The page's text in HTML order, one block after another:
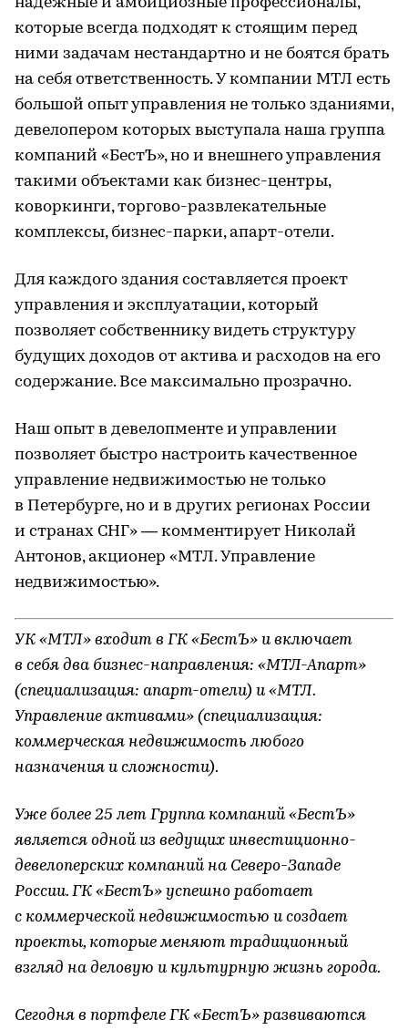
надежные и амбициозные профессионалы,
которые всегда подходят к стоящим перед
ними задачам нестандартно и не боятся брать
на себя ответственность. У компании МТЛ есть
большой опыт управления не только зданиями,
девелопером которых выступала наша группа
компаний «БестЪ», но и внешнего управления
такими объектами как бизнес-центры,
коворкинги, торгово-развлекательные
комплексы, бизнес-парки, апарт-отели.
Для каждого здания составляется проект
управления и эксплуатации, который
позволяет собственнику видеть структуру
будущих доходов от актива и расходов на его
содержание. Все максимально прозрачно.
Наш опыт в девелопменте и управлении
позволяет быстро настроить качественное
управление недвижимостью не только
в Петербурге, но и в других регионах России
и странах СНГ» — комментирует Николай
Антонов, акционер «МТЛ. Управление
недвижимостью».
УК «МТЛ» входит в ГК «БестЪ» и включает
в себя два бизнес-направления: «МТЛ-Апарт»
(специализация: апарт-отели) и «МТЛ.
Управление активами» (специализация:
коммерческая недвижимость любого
назначения и сложности).
Уже более 25 лет Группа компаний «БестЪ»
является одной из ведущих инвестиционно-
девелоперских компаний на Северо-Западе
России. ГК «БестЪ» успешно работает
с коммерческой недвижимостью и создает
проекты, которые меняют традиционный
взгляд на деловую и культурную жизнь города.
Сегодня в портфеле ГК «БестЪ» развиваются